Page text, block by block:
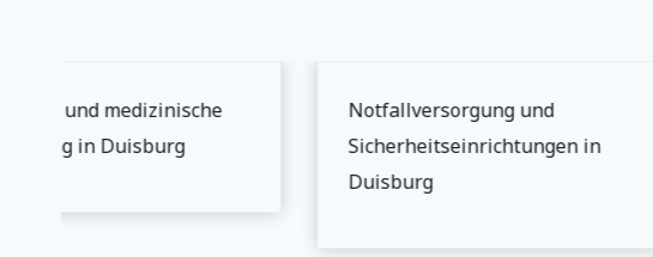
und medizinische
in Duisburg
Notfallversorgung und
Sicherheitseinrichtungen in
Duisburg